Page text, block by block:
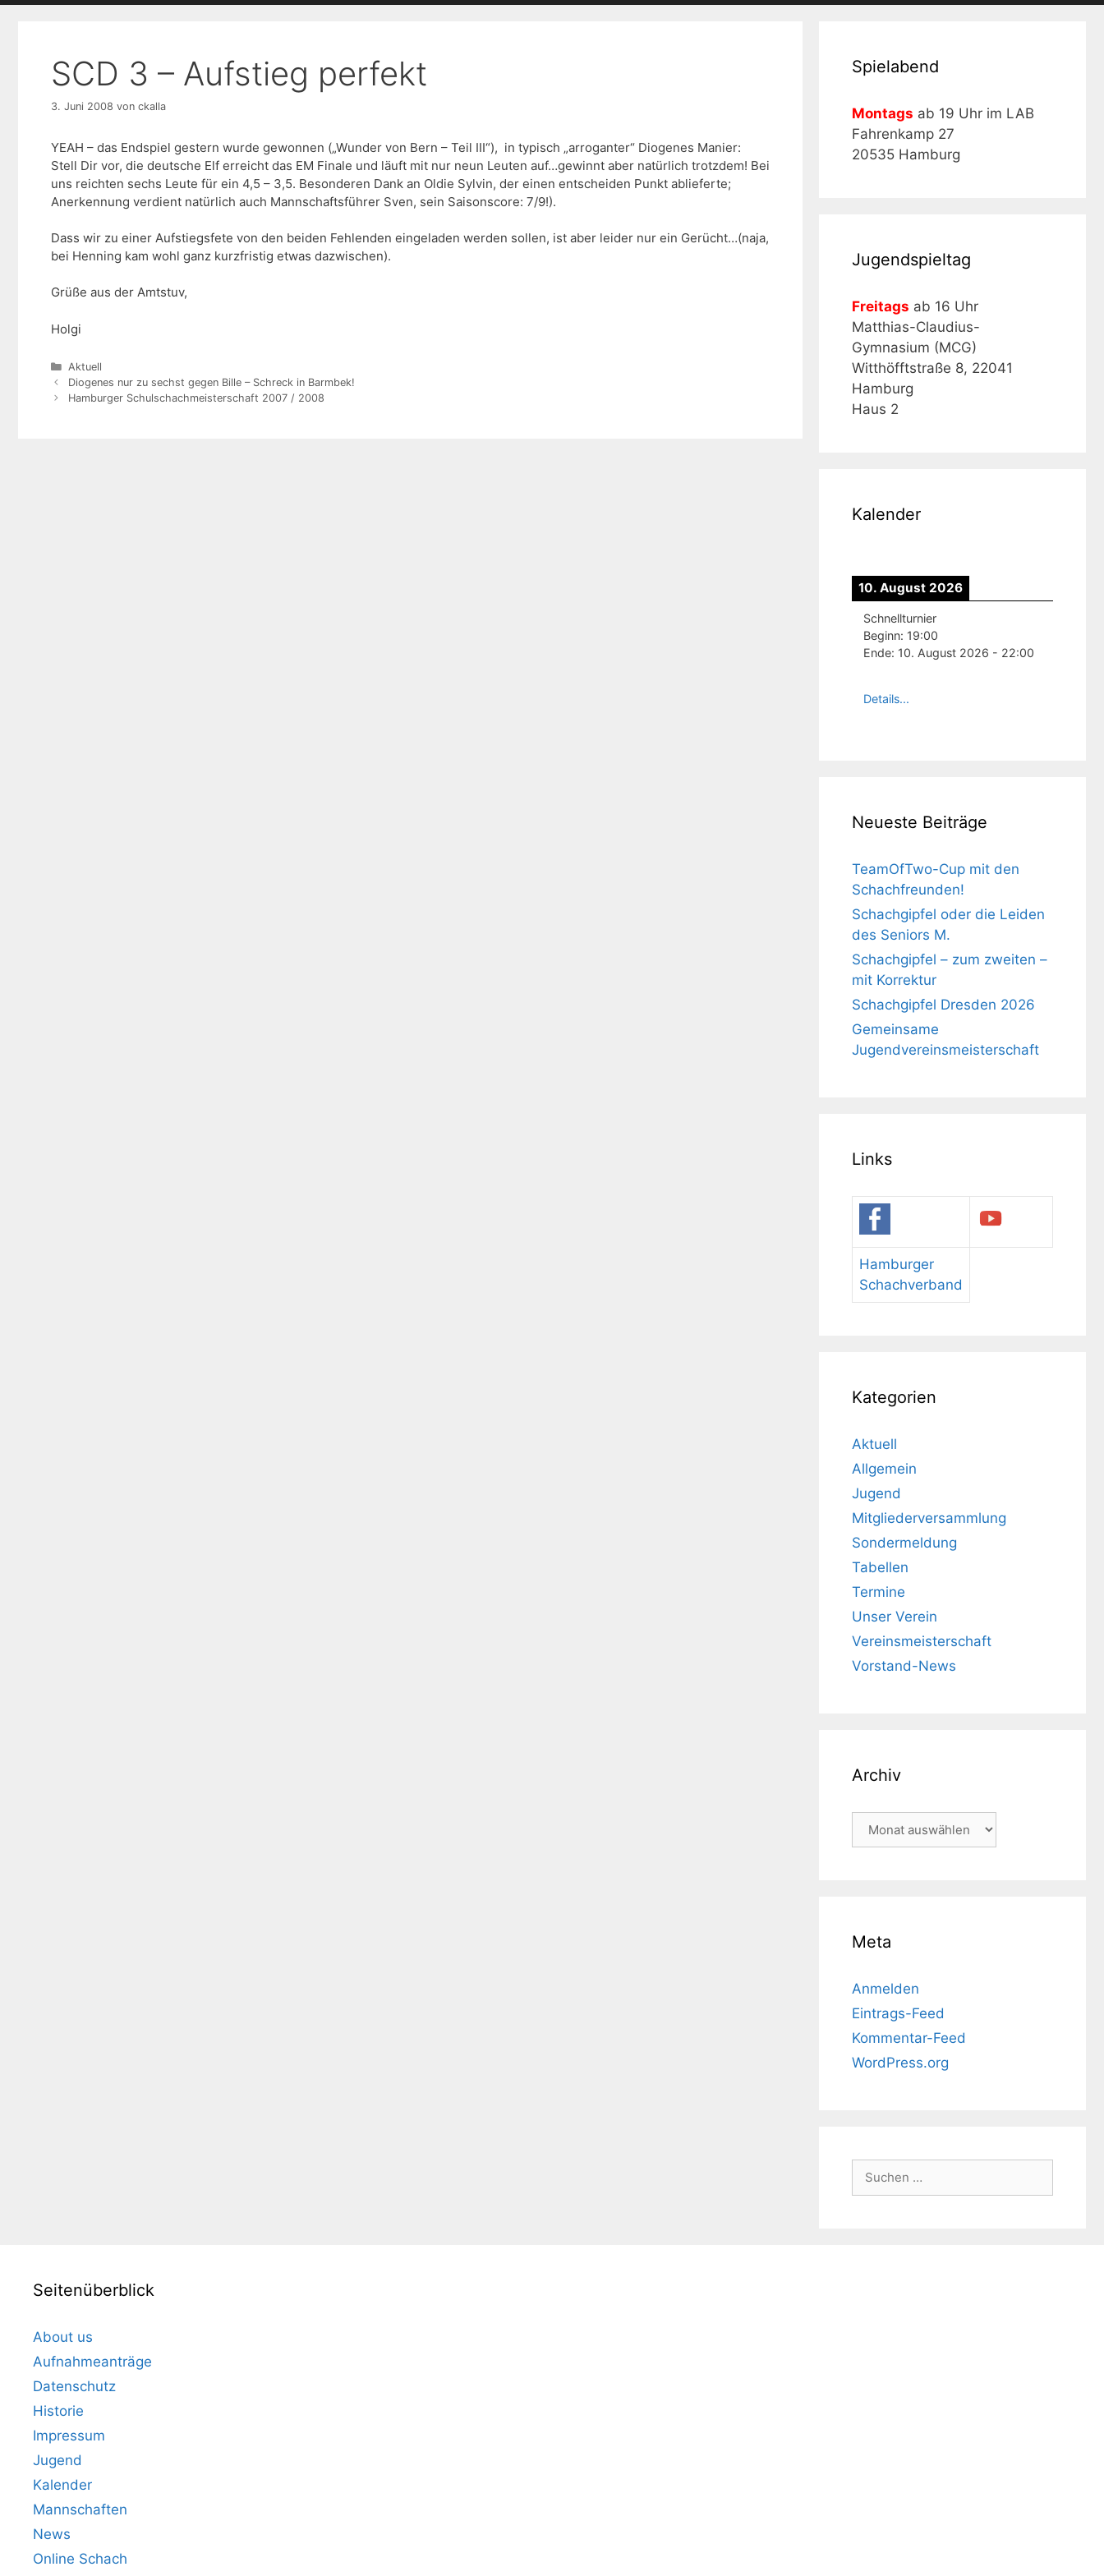
SCD 3 – Aufstieg perfekt
3. Juni 2008 von ckalla
YEAH – das Endspiel gestern wurde gewonnen („Wunder von Bern – Teil III“), in typisch „arroganter“ Diogenes Manier:
Stell Dir vor, die deutsche Elf erreicht das EM Finale und läuft mit nur neun Leuten auf…gewinnt aber natürlich trotzdem! Bei
uns reichten sechs Leute für ein 4,5 – 3,5. Besonderen Dank an Oldie Sylvin, der einen entscheiden Punkt ablieferte;
Anerkennung verdient natürlich auch Mannschaftsführer Sven, sein Saisonscore: 7/9!).
Dass wir zu einer Aufstiegsfete von den beiden Fehlenden eingeladen werden sollen, ist aber leider nur ein Gerücht…(naja,
bei Henning kam wohl ganz kurzfristig etwas dazwischen).
Grüße aus der Amtstuv,
Holgi
Kategorien
Aktuell
Diogenes nur zu sechst gegen Bille – Schreck in Barmbek!
Hamburger Schulschachmeisterschaft 2007 / 2008
Spielabend
Montags ab 19 Uhr im LAB
Fahrenkamp 27
20535 Hamburg
Jugendspieltag
Freitags ab 16 Uhr
Matthias-Claudius-
Gymnasium (MCG)
Witthöfftstraße 8, 22041
Hamburg
Haus 2
Kalender
10. August 2026
Schnellturnier
Beginn: 19:00
Ende: 10. August 2026 - 22:00
Details...
Neueste Beiträge
TeamOfTwo-Cup mit den
Schachfreunden!
Schachgipfel oder die Leiden
des Seniors M.
Schachgipfel – zum zweiten –
mit Korrektur
Schachgipfel Dresden 2026
Gemeinsame
Jugendvereinsmeisterschaft
Links
Hamburger
Schachverband
Kategorien
Aktuell
Allgemein
Jugend
Mitgliederversammlung
Sondermeldung
Tabellen
Termine
Unser Verein
Vereinsmeisterschaft
Vorstand-News
Archiv
Meta
Anmelden
Eintrags-Feed
Kommentar-Feed
WordPress.org
Seitenüberblick
About us
Aufnahmeanträge
Datenschutz
Historie
Impressum
Jugend
Kalender
Mannschaften
News
Online Schach